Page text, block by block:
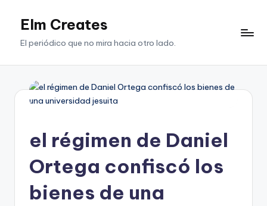
SaltarElm Creates
El periódico que no mira hacia otro lado.
el régimen de Daniel
Ortega confiscó los
bienes de una